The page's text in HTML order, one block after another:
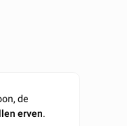
de
erven.